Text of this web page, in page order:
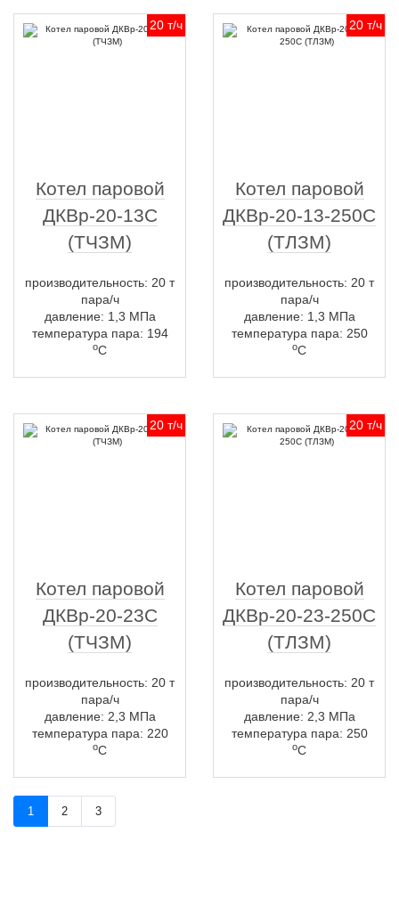
20 т/ч
Котел паровой
ДКВр-20-13С
(ТЧЗМ)
производительность: 20 т
пара/ч
давление: 1,3 МПа
температура пара: 194
оС
20 т/ч
Котел паровой
ДКВр-20-13-250С
(ТЛЗМ)
производительность: 20 т
пара/ч
давление: 1,3 МПа
температура пара: 250
оС
20 т/ч
Котел паровой
ДКВр-20-23С
(ТЧЗМ)
производительность: 20 т
пара/ч
давление: 2,3 МПа
температура пара: 220
оС
20 т/ч
Котел паровой
ДКВр-20-23-250С
(ТЛЗМ)
производительность: 20 т
пара/ч
давление: 2,3 МПа
температура пара: 250
оС
1 2 3